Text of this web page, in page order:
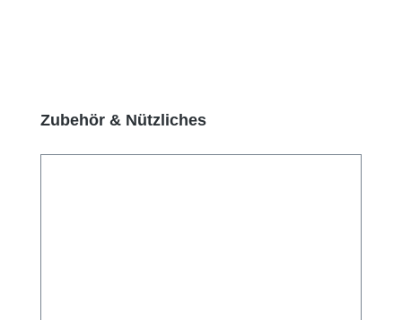
Produktgalerie überspringen
Zubehör & Nützliches